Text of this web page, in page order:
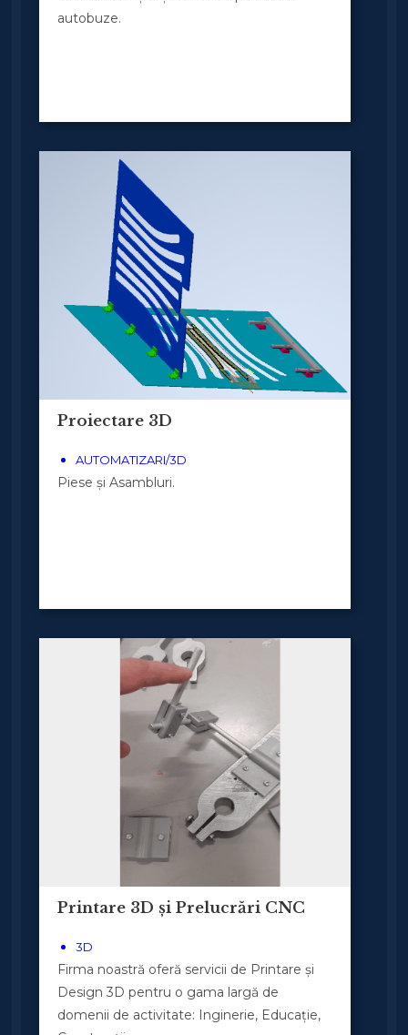
autobuze.
Proiectare 3D
AUTOMATIZARI/3D
Piese și Asambluri.
Printare 3D și Prelucrări CNC
3D
Firma noastră oferă servicii de Printare și
Design 3D pentru o gama largă de
domenii de activitate: Inginerie, Educație,